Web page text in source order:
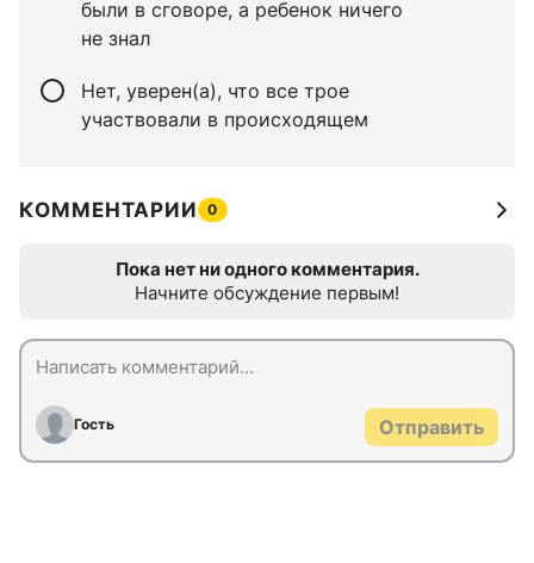
были в сговоре, а ребенок ничего
не знал
Нет, уверен(а), что все трое
участвовали в происходящем
КОММЕНТАРИИ 0
Пока нет ни одного комментария.
Начните обсуждение первым!
Гость Отправить